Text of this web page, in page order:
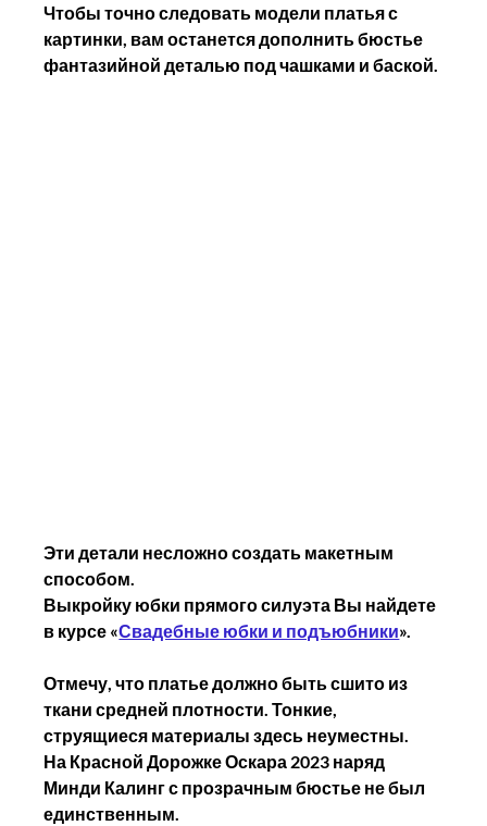
Чтобы точно следовать модели платья с
картинки, вам останется дополнить бюстье
фантазийной деталью под чашками и баской.
Эти детали несложно создать макетным
способом.
Выкройку юбки прямого силуэта Вы найдете
в курсе «Свадебные юбки и подъюбники».
Отмечу, что платье должно быть сшито из
ткани средней плотности. Тонкие,
струящиеся материалы здесь неуместны.
На Красной Дорожке Оскара 2023 наряд
Минди Калинг с прозрачным бюстье не был
единственным.